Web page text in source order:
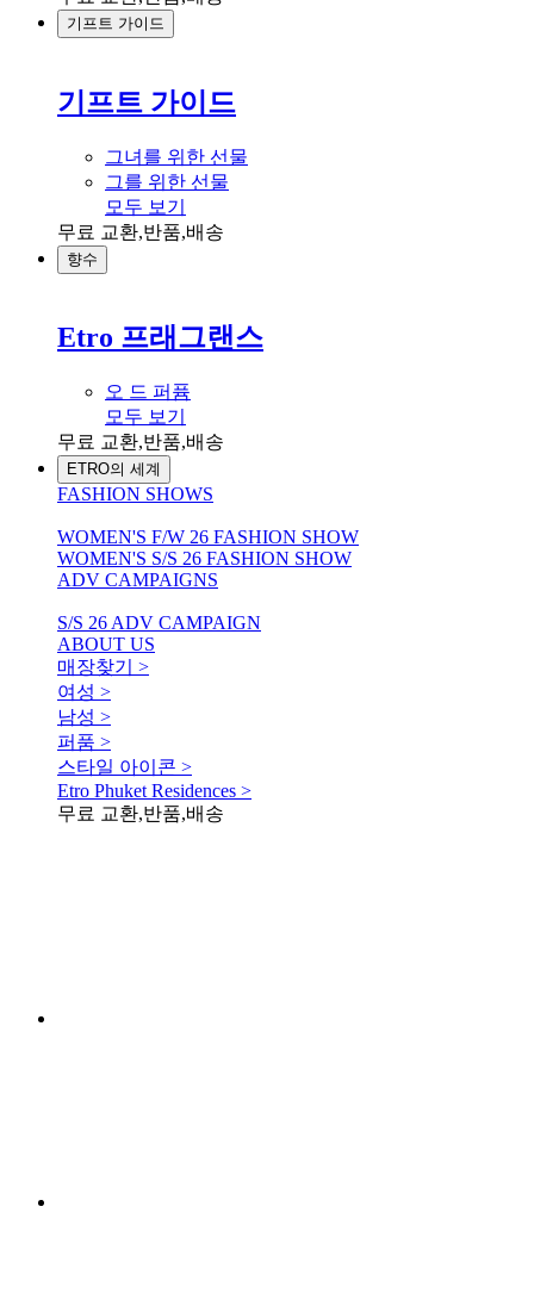
기프트 가이드
기프트 가이드
그녀를 위한 선물
그를 위한 선물
모두 보기
무료 교환,반품,배송
향수
Etro 프래그랜스
오 드 퍼퓸
모두 보기
무료 교환,반품,배송
ETRO의 세계
FASHION SHOWS
WOMEN'S F/W 26 FASHION SHOW
WOMEN'S S/S 26 FASHION SHOW
ADV CAMPAIGNS
S/S 26 ADV CAMPAIGN
ABOUT US
매장찾기 >
여성 >
남성 >
퍼품 >
스타일 아이콘 >
Etro Phuket Residences >
무료 교환,반품,배송